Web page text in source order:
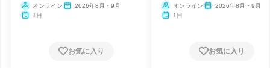
オンライン
2026年8月・9月
1日
お気に入り
オンライン
2026年8月・9月
1日
お気に入り